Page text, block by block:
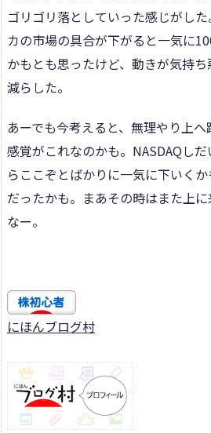
ゴリゴリ落としていった感じがし
カの市場の具合が下がると一気に
かもとも思ったけど、動きが気持
減らした。
あーでも今考えると、無理やり上
感覚がこれなのかも。NASDAQし
らここぞとばかりに一気に下いく
だったかも。まあその時はまた上
なー。
にほんブログ村